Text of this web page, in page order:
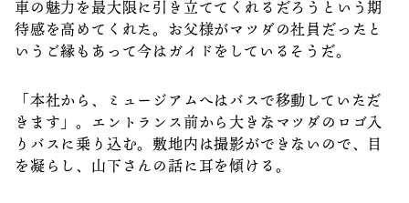
車の魅力を最大限に引き立ててくれるだろうという期
待感を高めてくれた。お父様がマツダの社員だったと
いうご縁もあって今はガイドをしているそうだ。
「本社から、ミュージアムへはバスで移動していただ
きます」。エントランス前から大きなマツダのロゴ入
りバスに乗り込む。敷地内は撮影ができないので、目
を凝らし、山下さんの話に耳を傾ける。